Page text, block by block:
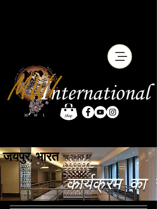
जयपुर, भारत
कार्यक्रम का